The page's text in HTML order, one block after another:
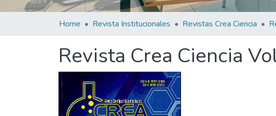
Home Revista Institucionales Revistas Crea Ciencia
Revista Crea Ciencia